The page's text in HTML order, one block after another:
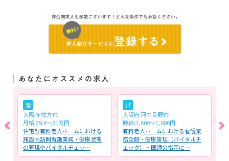
常
大阪府 枚方市
月給:29.4～31万円
住宅型有料老人ホームにおける
施設内訪問看護業務・健康状態
の管理やバイタルチェッ…
パ
大阪府 河内長野市
時給:1,600〜1,800円
有料老人ホームにおける看護業
務全般・健康管理（バイタルチ
ェック）・医師の指示に…